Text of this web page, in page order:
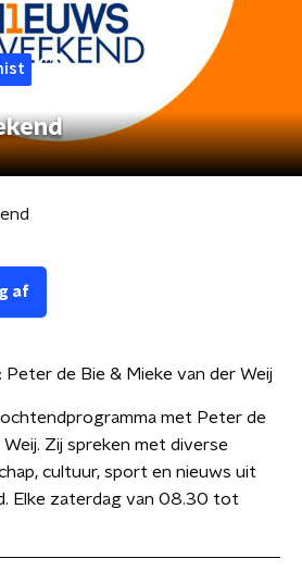
af
Peter de Bie & Mieke van der Weij
met Peter de
Weij. Zij spreken met diverse
cultuur, sport en nieuws uit
Elke zaterdag van 08.30 tot